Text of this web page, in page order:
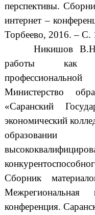
перспективы.
интернет –
Торбеево, 2016. – С.
Никишов В.Н.
работы как
Министерство
«Саранский
экономический
образовании
Сборник
конференция.